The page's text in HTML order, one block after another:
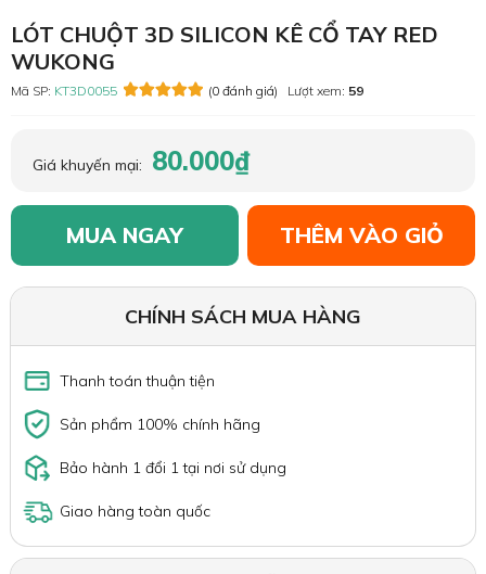
LÓT CHUỘT 3D SILICON KÊ CỔ TAY RED
WUKONG
Mã SP: KT3D0055 (0 đánh giá) Lượt xem: 59
Giá khuyến mại: 80.000₫
MUA NGAY THÊM VÀO GIỎ
CHÍNH SÁCH MUA HÀNG
Thanh toán thuận tiện
Sản phẩm 100% chính hãng
Bảo hành 1 đổi 1 tại nơi sử dụng
Giao hàng toàn quốc